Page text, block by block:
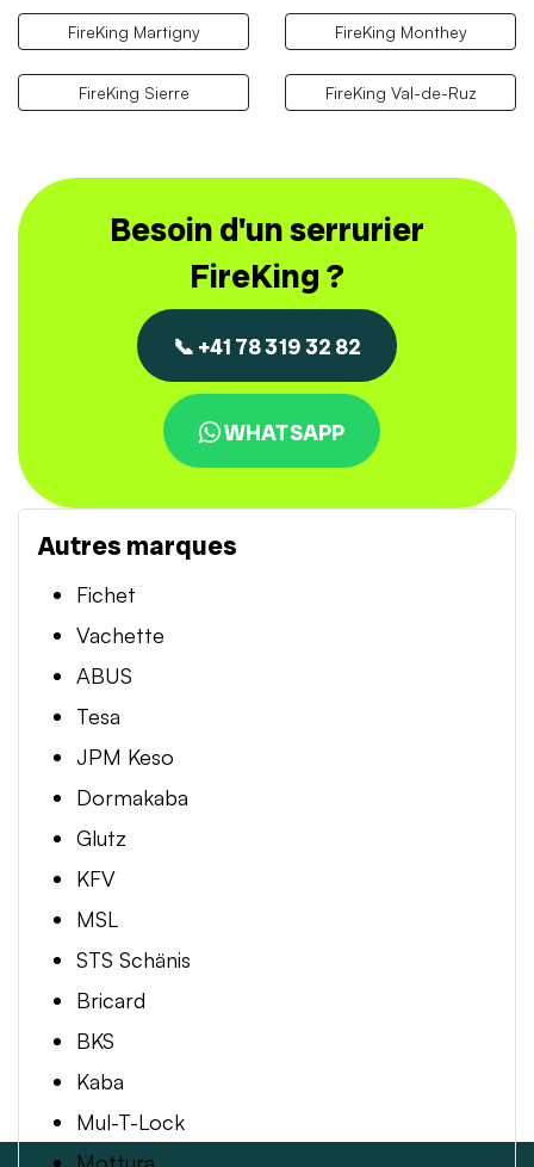
FireKing Martigny FireKing Monthey
FireKing Sierre FireKing Val-de-Ruz
Besoin d'un serrurier
FireKing ?
📞 +41 78 319 32 82
WHATSAPP
Autres marques
Fichet
Vachette
ABUS
Tesa
JPM Keso
Dormakaba
Glutz
KFV
MSL
STS Schänis
Bricard
BKS
Kaba
Mul-T-Lock